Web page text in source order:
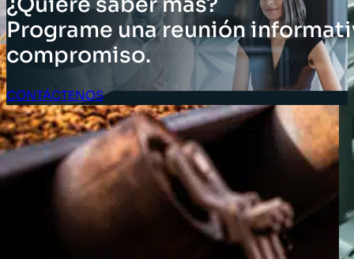
Programe una reunión
compromiso.
CONTÁCTENOS
Acceso Clientes
SOLUCIONES
Soluciones de inventario
Soluciones empresariales
Soluciones para la cadena de suministro